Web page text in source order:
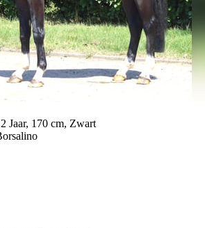
Jaar, 170 cm, Zwart